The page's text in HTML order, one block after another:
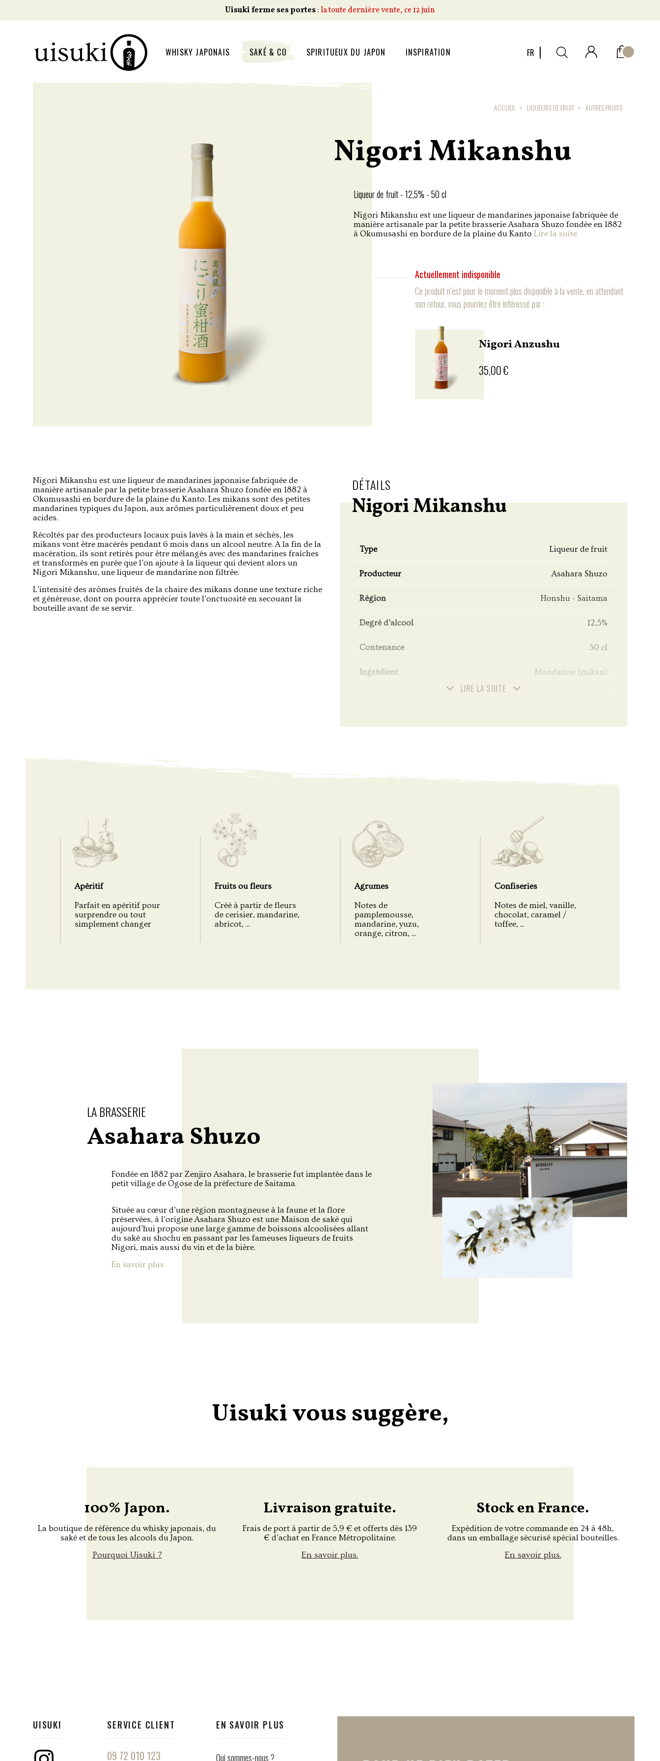
Uisuki ferme ses portes:la toute dernière vente, ce 12 juin
WHISKY JAPONAIS SAKÉ & CO SPIRITUEUX DU JAPON INSPIRATION FR
ACCUEIL LIQUEURS DE FRUIT AUTRES FRUITS
Nigori Mikanshu
Liqueur de fruit - 12,5% - 50 cl
Nigori Mikanshu est une liqueur de mandarines japonaise fabriquée de
manière artisanale par la petite brasserie Asahara Shuzo fondée en 1882
à Okumusashi en bordure de la plaine du Kanto Lire la suite
Actuellement indisponible
Ce produit n’est pour le moment plus disponible à la vente, en attendant
son retour, vous pourriez être intéressé par :
Nigori Anzushu
35,00 €
Nigori Mikanshu est une liqueur de mandarines japonaise fabriquée de
manière artisanale par la petite brasserie Asahara Shuzo fondée en 1882 à
Okumusashi en bordure de la plaine du Kanto. Les mikans sont des petites
mandarines typiques du Japon, aux arômes particulièrement doux et peu
acides.
Récoltés par des producteurs locaux puis lavés à la main et séchés, les
mikans vont être macérés pendant 6 mois dans un alcool neutre. A la fin de la
macération, ils sont retirés pour être mélangés avec des mandarines fraîches
et transformés en purée que l'on ajoute à la liqueur qui devient alors un
Nigori Mikanshu, une liqueur de mandarine non filtrée.
L'intensité des arômes fruités de la chaire des mikans donne une texture riche
et généreuse, dont on pourra apprécier toute l'onctuosité en secouant la
bouteille avant de se servir.
DÉTAILS
Nigori Mikanshu
Type Liqueur de fruit
Producteur Asahara Shuzo
Région Honshu - Saitama
Degré d'alcool 12,5%
Contenance 50 cl
Ingrédient Mandarine (mikan)
LIRE LA SUITE
LA BRASSERIE
Asahara Shuzo
Fondée en 1882 par Zenjiro Asahara, le brasserie fut implantée dans le
petit village de Ogose de la préfecture de Saitama.
Située au cœur d'une région montagneuse à la faune et la flore
préservées, à l'origine Asahara Shuzo est une Maison de saké qui
aujourd'hui propose une large gamme de boissons alcoolisées allant
du saké au shochu en passant par les fameuses liqueurs de fruits
Nigori, mais aussi du vin et de la bière.
En savoir plus
Apéritif
Parfait en apéritif pour
surprendre ou tout
simplement changer
Fruits ou fleurs
Créé à partir de fleurs
de cerisier, mandarine,
abricot, ...
Agrumes
Notes de
pamplemousse,
mandarine, yuzu,
orange, citron, ...
Confiseries
Notes de miel, vanille,
chocolat, caramel /
toffee, ...
Uisuki vous suggère,
100% Japon.
La boutique de référence du whisky japonais, du
saké et de tous les alcools du Japon.
Pourquoi Uisuki ?
Livraison gratuite.
Frais de port à partir de 5,9 € et offerts dès 139
€ d'achat en France Métropolitaine.
En savoir plus.
Stock en France.
Expédition de votre commande en 24 à 48h,
dans un emballage sécurisé spécial bouteilles.
En savoir plus.
UISUKI SERVICE CLIENT
09 72 010 123
EN SAVOIR PLUS
Qui sommes-nous ?